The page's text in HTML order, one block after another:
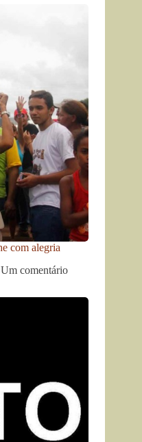
com alegria
Um comentário